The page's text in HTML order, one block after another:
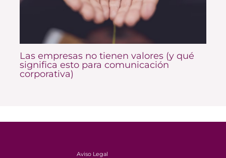
Las empresas no tienen valores (y qué
significa esto para comunicación
corporativa)
Aviso Legal